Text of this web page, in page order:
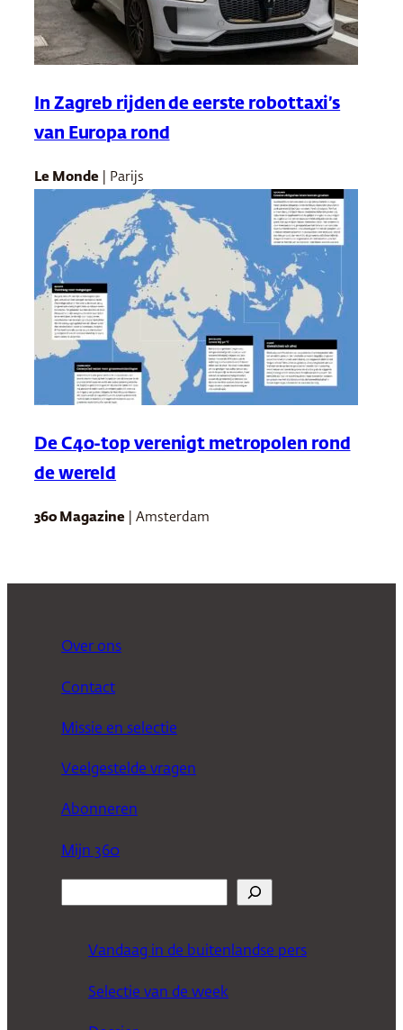
In Zagreb rijden de eerste robottaxi’s
van Europa rond
Le Monde | Parijs
De C40-top verenigt metropolen rond
de wereld
360 Magazine | Amsterdam
Over ons
Contact
Missie en selectie
Veelgestelde vragen
Abonneren
Mijn 360
Vandaag in de buitenlandse pers
Selectie van de week